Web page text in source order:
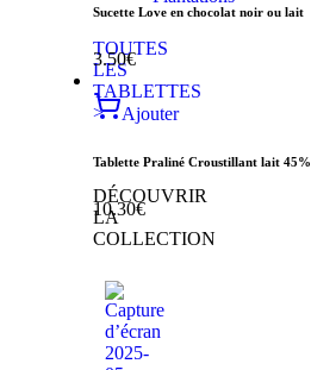
TOUTES
LES
TABLETTES
>
DÉCOUVRIR
LA
COLLECTION
Sucette Love en chocolat noir ou lait
3.50€
Ajouter
Tablette Praliné Croustillant lait 45%
10.30€